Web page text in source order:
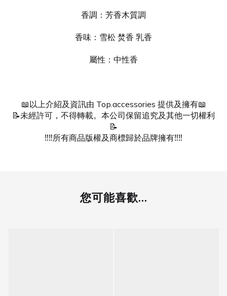
香調：芳香木質調
香味：雪松 焚香 乳香
屬性：中性香
📖以上介紹及資訊由 Top.accessories 提供及擁有📖
📝未經許可，不得轉載。本公司保留追究及其他一切權利
📝
‼️‼️所有商品版權及商標歸於品牌擁有‼️‼️
您可能喜歡...